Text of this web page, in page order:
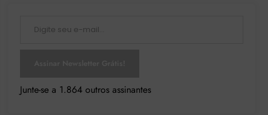
Junte-se a 1.864 outros assinantes